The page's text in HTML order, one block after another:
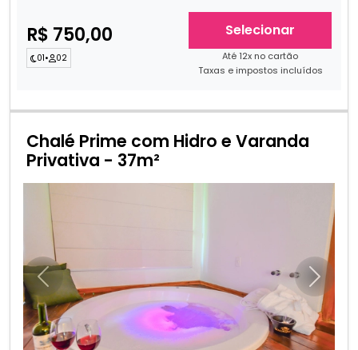
R$ 750,00
01• 02
Selecionar
Até 12x no cartão
Taxas e impostos incluídos
Chalé Prime com Hidro e Varanda
Privativa - 37m²
Anterior